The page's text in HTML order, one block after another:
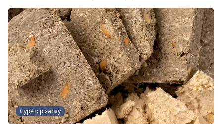
Сурет: pixabay